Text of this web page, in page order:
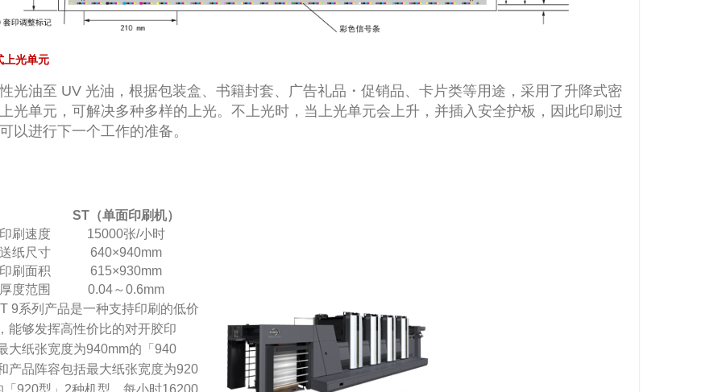
上光单元
光油至 UV 光油，根据包装盒、书籍封套、广告礼品・促销品、卡片类等用途，采用了升降式密
光单元，可解决多种多样的上光。不上光时，当上光单元会上升，并插入安全护板，因此印刷过
以进行下一个工作的准备。
ST（单面印刷机）
刷速度
15000张/小时
纸尺寸
640×940mm
刷面积
615×930mm
度范围
0.04～0.6mm
9系列产品是一种支持印刷的低价
能够发挥高性价比的对开胶印
大纸张宽度为940mm的「940
产品阵容包括最大纸张宽度为920